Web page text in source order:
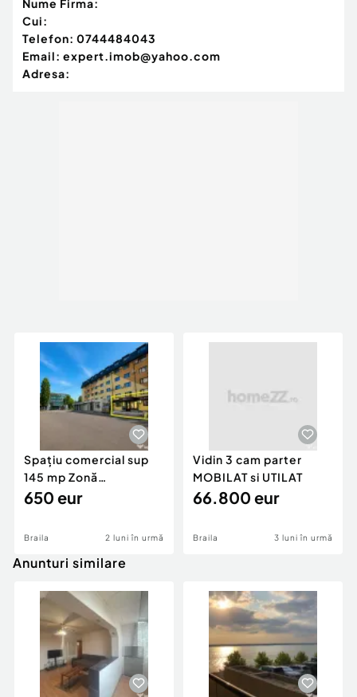
Nume Firma:
Cui:
Telefon: 0744484043
Email: expert.imob@yahoo.com
Adresa:
Spațiu comercial sup
145 mp Zonă
ultracentrală
650 eur
Braila 2 luni în urmă
Vidin 3 cam parter
MOBILAT si UTILAT
66.800 eur
Braila 3 luni în urmă
Anunturi similare